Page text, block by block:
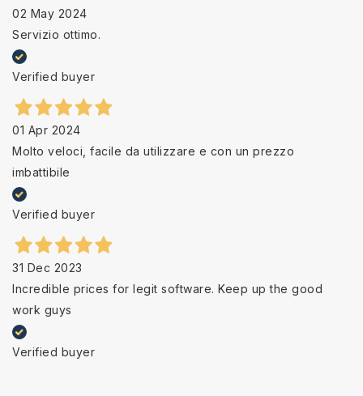
02 May 2024
Servizio ottimo.
Verified buyer
01 Apr 2024
Molto veloci, facile da utilizzare e con un prezzo
imbattibile
Verified buyer
31 Dec 2023
Incredible prices for legit software. Keep up the good
work guys
Verified buyer